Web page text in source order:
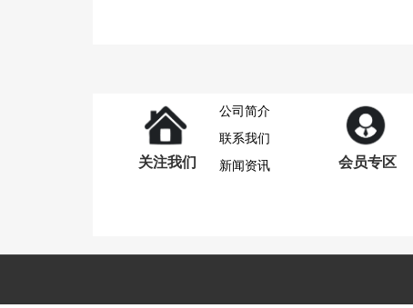
关注我们
公司简介
联系我们
新闻资讯
会员专区